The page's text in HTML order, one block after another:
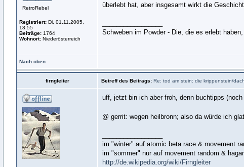
RetroRebel
Registriert: Di, 01.11.2005,
18:55
Beiträge: 1764
Wohnort: Niederösterreich
überlebt hat, aber insgesamt wirkt die
Schweben im Powder - Die, die es erlebt
Nach oben
firngleiter Betreff des Beitrags: Re: tod am stein: die krippenstein/
uff, jetzt bin ich aber froh, denn buchtipps
@ gerrit: wegen heilbronn; also da würde ich
im "winter" auf atomic beta race & movement
im "sommer" nur auf movement random &
http://de.wikipedia.org/wiki/Firngleiter